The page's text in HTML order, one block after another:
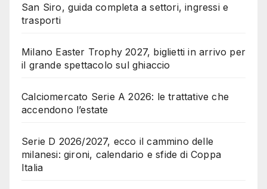
San Siro, guida completa a settori, ingressi e
trasporti
Milano Easter Trophy 2027, biglietti in arrivo per
il grande spettacolo sul ghiaccio
Calciomercato Serie A 2026: le trattative che
accendono l’estate
Serie D 2026/2027, ecco il cammino delle
milanesi: gironi, calendario e sfide di Coppa
Italia